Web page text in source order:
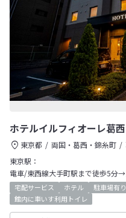
ホテルイルフィオーレ葛西
東京都 両国・葛西・錦糸町
東京駅：
電車/東西線大手町駅まで徒歩5分
宅配サービス ホテル 駐車場有り
館内に車いす利用トイレ